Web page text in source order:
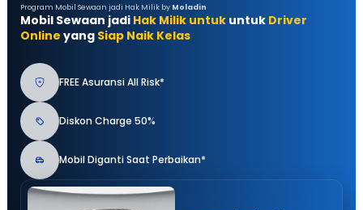
Program Mobil Sewaan jadi Hak Milik by Moladin
Mobil Sewaan jadi Hak Milik untuk untuk Driver
Online yang Siap Naik Kelas
FREE Asuransi All Risk*
Diskon Charge 50%
Mobil Diganti Saat Perbaikan*